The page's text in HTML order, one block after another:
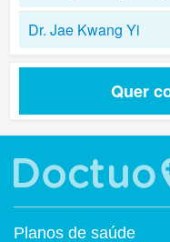
Dr. Jae Kwang Yi
Quer
Planos de saúde